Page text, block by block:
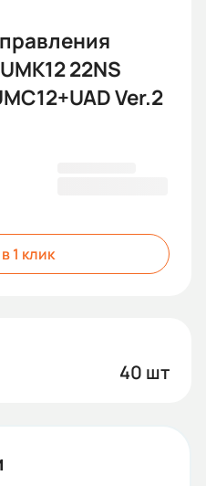
22NS
Ver.2
1 клик
40 шт